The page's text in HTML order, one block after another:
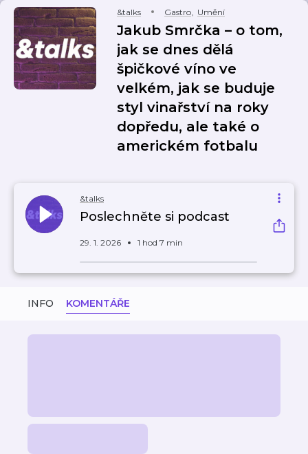
&talks Gastro, Umění
Jakub Smrčka – o tom,
jak se dnes dělá
špičkové víno ve
velkém, jak se buduje
styl vinařství na roky
dopředu, ale také o
americkém fotbalu
&talks
Poslechněte si podcast
29. 1. 2026 1 hod 7 min
INFO KOMENTÁŘE